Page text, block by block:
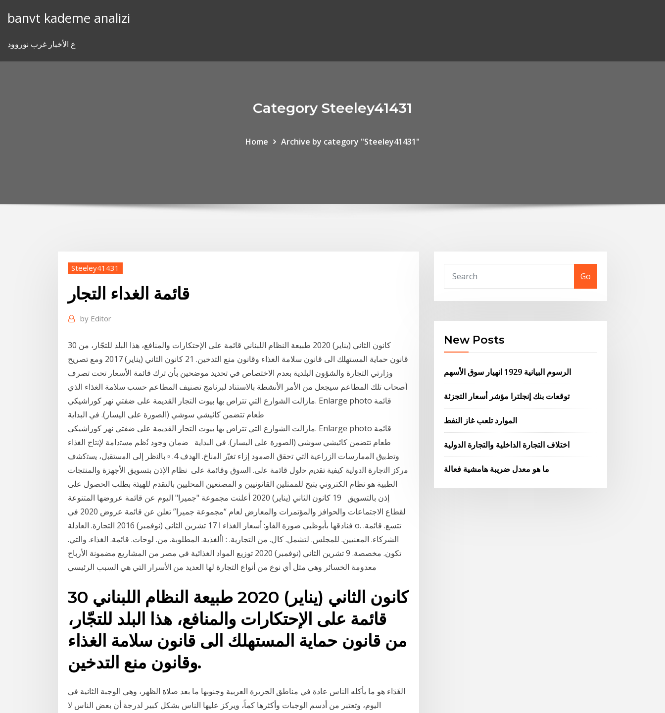
banvt kademe analizi
ع الأخبار غرب نوروود
Category Steeley41431
Home Archive by category "Steeley41431"
Steeley41431
قائمة الغداء التجار
by Editor
30 كانون الثاني (يناير) 2020 طبيعة النظام اللبناني قائمة على الإحتكارات والمنافع، هذا البلد للتجّار، من
قانون حماية المستهلك الى قانون ​سلامة الغذاء​ وقانون منع ​التدخين​. 21 كانون الثاني (يناير) 2017 ومع تصريح
وزارتي التجارة والشؤون البلدية بعدم الاختصاص في تحديد موضحين بأن ترك قائمة الأسعار تحت تصرف
أصحاب تلك المطاعم سيجعل من الأمر الأنشطة بالاستناد لبرنامج تصنيف المطاعم حسب سلامة الغذاء الذي
مازالت الشوارع التي تتراص بها بيوت التجار القديمة على ضفتي نهر كوراشيكي. Enlarge photo قائمة
مازالت الشوارع التي تتراص بها بيوت التجار القديمة على ضفتي نهر كوراشيكي. Enlarge photo قائمة
طعام تتضمن كائيشي سوشي (الصورة على اليسار). في البداية ﺿﻣﺎن وﺟود ﻧُظم ﻣﺳﺗداﻣﺔ ﻹﻧﺗﺎج اﻟﻐذاء
وﺗطﺑﯾق اﻟﻣﻣﺎرﺳﺎت اﻟزراﻋﯾﺔ اﻟﺗﻲ ﺗﺣﻘق اﻟﺻﻣود إزاء ﺗﻐﯾّر اﻟﻣﻧﺎخ. اﻟﮭدف 4. ▫ ﺑﺎﻟﻧظر إﻟﯽ اﻟﻣﺳﺗﻘﺑل، ﯾﺳﺗﮐﺷف
ﻣرﮐز اﻟﺗﺟﺎرة اﻟدوﻟﯾﺔ ﮐﯾﻔﯾﺔ ﺗﻘدﯾم ﺣﻟول ﻗﺎﺋﻣﺔ ﻋﻟﯽ. اﻟﺳوق وﻗﺎﺋﻣﺔ ﻋﻟﯽ نظام الإذن بتسويق الأجهزة والمنتجات
الطبية هو نظام الكتروني يتيح للممثلين القانونيين و المصنعين المحليين بالتقدم للهيئة بطلب الحصول على
إذن بالتسويق 19 كانون الثاني (يناير) 2020 أعلنت مجموعة "جميرا" اليوم عن قائمة عروضها المتنوعة
لقطاع الاجتماعات والحوافز والمؤتمرات والمعارض لعام “مجموعة جميرا” تعلن عن قائمة عروض 2020 في
فنادقها بأبوظبي صورة الفاو: أسعار الغذاء ا 17 تشرين الثاني (نوفمبر) 2016 التجارة. العادلة o. تتسع. قائمة.
الشركاء. المعنيين. للمجلس. لتشمل. كال. من التجارية. : األغذية. المطلوبة. من. لوحات. قائمة. الغذاء. والتي.
تكون. مخصصة. 9 تشرين الثاني (نوفمبر) 2020 توزيع المواد الغذائية في مصر من المشاريع مضمونة الأرباح
30 كانون الثاني (يناير) 2020 طبيعة النظام اللبناني
قائمة على الإحتكارات والمنافع، هذا البلد للتجّار،
من قانون حماية المستهلك الى قانون ​سلامة الغذاء​
وقانون منع ​التدخين​.
الغَدَاء هو ما يأكله الناس عادة في مناطق الجزيرة العربية وجنوبها ما بعد صلاة الظهر، وهي الوجبة الثانية في
اليوم، وتعتبر من أدسم الوجبات وأكثرها كماً، ويركز عليها الناس بشكل كبير لدرجة أن بعض الناس لا
Go
New Posts
الرسوم البيانية 1929 انهيار سوق الأسهم
توقعات بنك إنجلترا مؤشر أسعار التجزئة
الموارد تلعب غاز النفط
اختلاف التجارة الداخلية والتجارة الدولية
ما هو معدل ضريبة هامشية فعالة